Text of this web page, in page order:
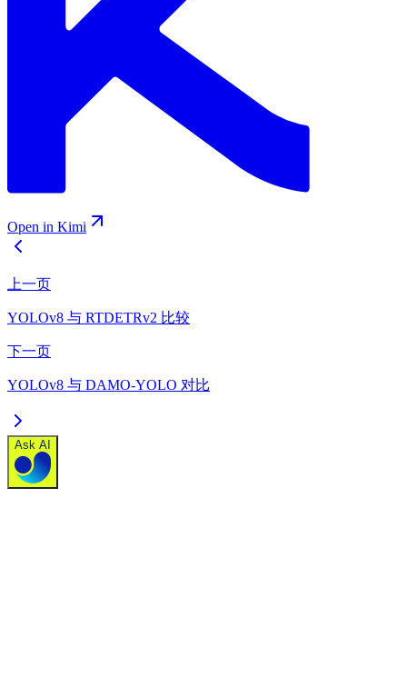
Open in Kimi
上一页
YOLOv8 与 RTDETRv2 比较
下一页
YOLOv8 与 DAMO-YOLO 对比
Ask AI